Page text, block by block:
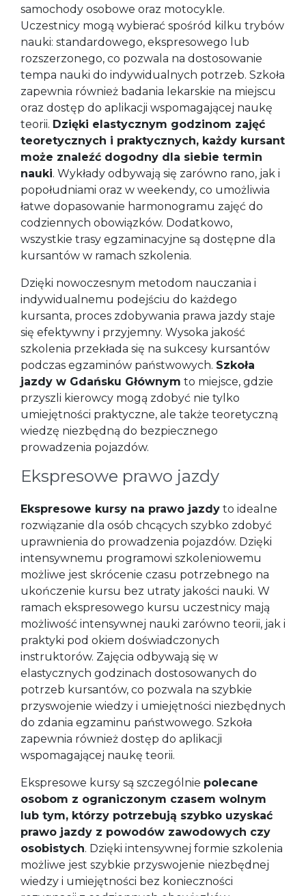
samochody osobowe oraz motocykle.
Uczestnicy mogą wybierać spośród kilku trybów
nauki: standardowego, ekspresowego lub
rozszerzonego, co pozwala na dostosowanie
tempa nauki do indywidualnych potrzeb. Szkoła
zapewnia również badania lekarskie na miejscu
oraz dostęp do aplikacji wspomagającej naukę
teorii. Dzięki elastycznym godzinom zajęć
teoretycznych i praktycznych, każdy kursant
może znaleźć dogodny dla siebie termin
nauki. Wykłady odbywają się zarówno rano, jak i
popołudniami oraz w weekendy, co umożliwia
łatwe dopasowanie harmonogramu zajęć do
codziennych obowiązków. Dodatkowo,
wszystkie trasy egzaminacyjne są dostępne dla
kursantów w ramach szkolenia.
Dzięki nowoczesnym metodom nauczania i
indywidualnemu podejściu do każdego
kursanta, proces zdobywania prawa jazdy staje
się efektywny i przyjemny. Wysoka jakość
szkolenia przekłada się na sukcesy kursantów
podczas egzaminów państwowych. Szkoła
jazdy w Gdańsku Głównym to miejsce, gdzie
przyszli kierowcy mogą zdobyć nie tylko
umiejętności praktyczne, ale także teoretyczną
wiedzę niezbędną do bezpiecznego
prowadzenia pojazdów.
Ekspresowe prawo jazdy
Ekspresowe kursy na prawo jazdy to idealne
rozwiązanie dla osób chcących szybko zdobyć
uprawnienia do prowadzenia pojazdów. Dzięki
intensywnemu programowi szkoleniowemu
możliwe jest skrócenie czasu potrzebnego na
ukończenie kursu bez utraty jakości nauki. W
ramach ekspresowego kursu uczestnicy mają
możliwość intensywnej nauki zarówno teorii, jak i
praktyki pod okiem doświadczonych
instruktorów. Zajęcia odbywają się w
elastycznych godzinach dostosowanych do
potrzeb kursantów, co pozwala na szybkie
przyswojenie wiedzy i umiejętności niezbędnych
do zdania egzaminu państwowego. Szkoła
zapewnia również dostęp do aplikacji
wspomagającej naukę teorii.
Ekspresowe kursy są szczególnie polecane
osobom z ograniczonym czasem wolnym
lub tym, którzy potrzebują szybko uzyskać
prawo jazdy z powodów zawodowych czy
osobistych. Dzięki intensywnej formie szkolenia
możliwe jest szybkie przyswojenie niezbędnej
wiedzy i umiejętności bez konieczności